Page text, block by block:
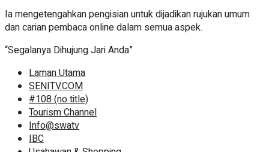
Ia mengetengahkan pengisian untuk dijadikan rujukan umum
dan carian pembaca online dalam semua aspek.
“Segalanya Dihujung Jari Anda”
Laman Utama
SENITV.COM
#108 (no title)
Tourism Channel
Info@swatv
IBC